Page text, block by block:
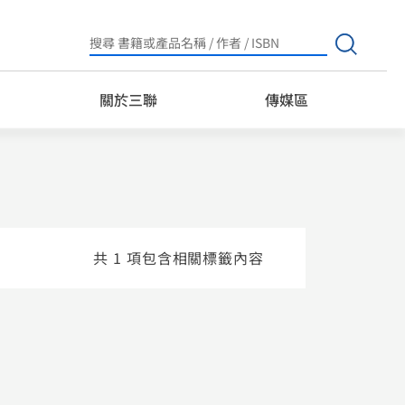
Search
for:
關於三聯 傳媒區
共 1 項包含相關標籤內容